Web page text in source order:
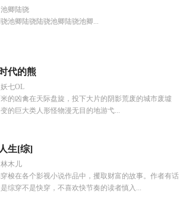
卿陆骁
池卿陆骁陆骁池卿陆骁池卿...
代的熊
七OL
的凶禽在天际盘旋，投下大片的阴影荒废的城市废墟
的巨大类人形怪物漫无目的地游弋...
生[综]
木儿
梭在各个影视小说作品中，攫取财富的故事。作者有话
综穿不是快穿，不喜欢快节奏的读者慎入...